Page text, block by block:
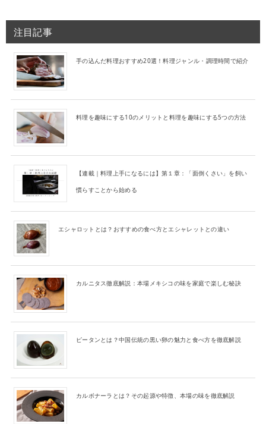
注目記事
手の込んだ料理おすすめ20選！料理ジャンル・調理時間で紹介
料理を趣味にする10のメリットと料理を趣味にする5つの方法
【連載｜料理上手になるには】第１章：「面倒くさい」を飼い
慣らすことから始める
エシャロットとは？おすすめの食べ方とエシャレットとの違い
カルニタス徹底解説：本場メキシコの味を家庭で楽しむ秘訣
ピータンとは？中国伝統の黒い卵の魅力と食べ方を徹底解説
カルボナーラとは？その起源や特徴、本場の味を徹底解説